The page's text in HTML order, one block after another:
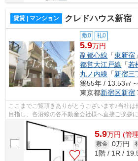
賃貸 | マンション クレドハウス新宿
敷0 礼0
5.9万円
副都心線 「東新宿
都営大江戸線 「若
丸ノ内線 「新宿三
築55年 / 13.53㎡
東京都新宿区新宿
ここまでご覧頂きありがとうございます♪当社
目指し、各沿線の各不動産会社様へ直接ご挨拶
様へ提供しております！最新の情報は...
5.9万円 (管
敷金 0万円
1階 / 1R /